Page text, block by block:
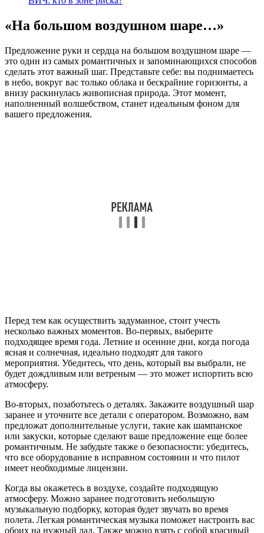
«На большом воздушном шаре…»
Предложение руки и сердца на большом воздушном шаре —
это один из самых романтичных и запоминающихся способов
сделать этот важный шаг. Представьте себе: вы поднимаетесь
в небо, вокруг вас только облака и бескрайние горизонты, а
внизу раскинулась живописная природа. Этот момент,
наполненный волшебством, станет идеальным фоном для
вашего предложения.
Перед тем как осуществить задуманное, стоит учесть
несколько важных моментов. Во-первых, выберите
подходящее время года. Летние и осенние дни, когда погода
ясная и солнечная, идеально подходят для такого
мероприятия. Убедитесь, что день, который вы выбрали, не
будет дождливым или ветреным — это может испортить всю
атмосферу.
Во-вторых, позаботьтесь о деталях. Закажите воздушный шар
заранее и уточните все детали с оператором. Возможно, вам
предложат дополнительные услуги, такие как шампанское
или закуски, которые сделают ваше предложение еще более
романтичным. Не забудьте также о безопасности: убедитесь,
что все оборудование в исправном состоянии и что пилот
имеет необходимые лицензии.
Когда вы окажетесь в воздухе, создайте подходящую
атмосферу. Можно заранее подготовить небольшую
музыкальную подборку, которая будет звучать во время
полета. Легкая романтическая музыка поможет настроить вас
обоих на нужный лад. Также можно взять с собой красивый